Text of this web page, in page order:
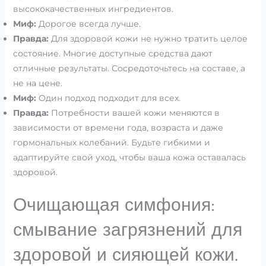
высококачественных ингредиентов.
Миф: Дорогое всегда лучше.
Правда: Для здоровой кожи не нужно тратить целое
состояние. Многие доступные средства дают
отличные результаты. Сосредоточьтесь на составе, а
не на цене.
Миф: Один подход подходит для всех.
Правда: Потребности вашей кожи меняются в
зависимости от времени года, возраста и даже
гормональных колебаний. Будьте гибкими и
адаптируйте свой уход, чтобы ваша кожа оставалась
здоровой.
Очищающая симфония:
смывание загрязнений для
здоровой и сияющей кожи.